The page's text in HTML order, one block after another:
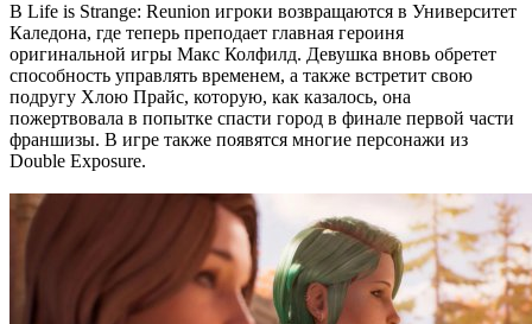
В Life is Strange: Reunion игроки возвращаются в Университет
Каледона, где теперь преподает главная героиня
оригинальной игры Макс Колфилд. Девушка вновь обретет
способность управлять временем, а также встретит свою
подругу Хлою Прайс, которую, как казалось, она
пожертвовала в попытке спасти город в финале первой части
франшизы. В игре также появятся многие персонажи из
Double Exposure.